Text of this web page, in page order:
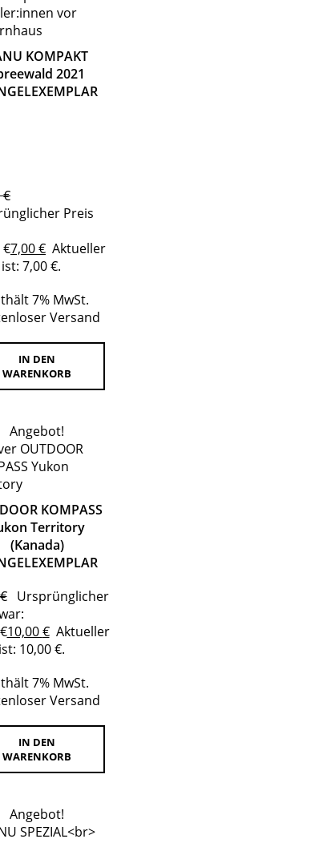
KOMPAKT
2021
€
Preis
€7,00€ Aktueller
7,00 €.
7% MwSt.
Versand
IN DEN
WARENKORB
Angebot!
KOMPASS
Territory
(Kanada)
€
Ursprünglicher
10,00€ Aktueller
10,00 €.
7% MwSt.
Versand
IN DEN
WARENKORB
Angebot!